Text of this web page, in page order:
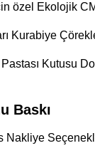
özel Ekolojik
Kurabiye
Pastası Kutusu
Baskı
Nakliye